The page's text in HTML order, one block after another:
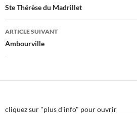
des
articles
Ste Thérèse du Madrillet
ARTICLE SUIVANT
Ambourville
cliquez sur "plus d'info" pour ouvrir